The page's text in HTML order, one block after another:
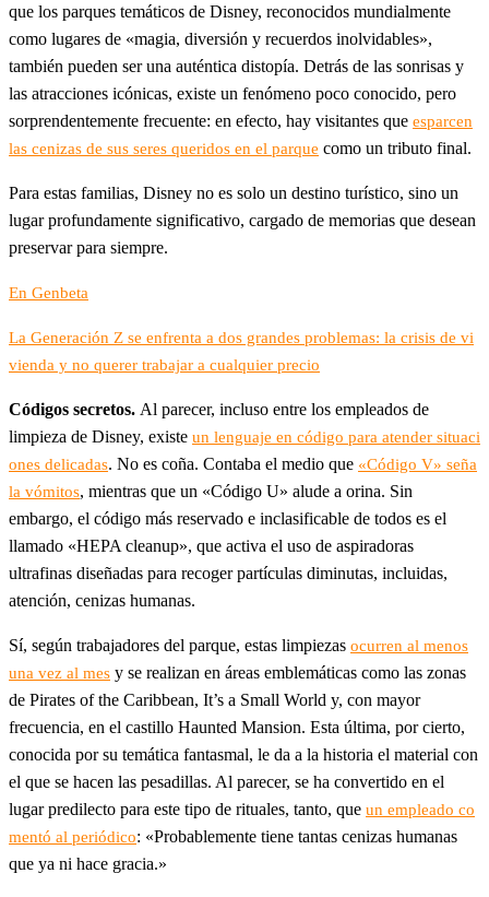
que los parques temáticos de Disney, reconocidos mundialmente
como lugares de «magia, diversión y recuerdos inolvidables»,
también pueden ser una auténtica distopía. Detrás de las sonrisas y
las atracciones icónicas, existe un fenómeno poco conocido, pero
sorprendentemente frecuente: en efecto, hay visitantes que esparcen
las cenizas de sus seres queridos en el parque como un tributo final.
Para estas familias, Disney no es solo un destino turístico, sino un
lugar profundamente significativo, cargado de memorias que desean
preservar para siempre.
En Genbeta
La Generación Z se enfrenta a dos grandes problemas: la crisis de vi
vienda y no querer trabajar a cualquier precio
Códigos secretos. Al parecer, incluso entre los empleados de
limpieza de Disney, existe un lenguaje en código para atender situaci
ones delicadas. No es coña. Contaba el medio que «Código V» seña
la vómitos, mientras que un «Código U» alude a orina. Sin
embargo, el código más reservado e inclasificable de todos es el
llamado «HEPA cleanup», que activa el uso de aspiradoras
ultrafinas diseñadas para recoger partículas diminutas, incluidas,
atención, cenizas humanas.
Sí, según trabajadores del parque, estas limpiezas ocurren al menos
una vez al mes y se realizan en áreas emblemáticas como las zonas
de Pirates of the Caribbean, It’s a Small World y, con mayor
frecuencia, en el castillo Haunted Mansion. Esta última, por cierto,
conocida por su temática fantasmal, le da a la historia el material con
el que se hacen las pesadillas. Al parecer, se ha convertido en el
lugar predilecto para este tipo de rituales, tanto, que un empleado co
mentó al periódico: «Probablemente tiene tantas cenizas humanas
que ya ni hace gracia.»